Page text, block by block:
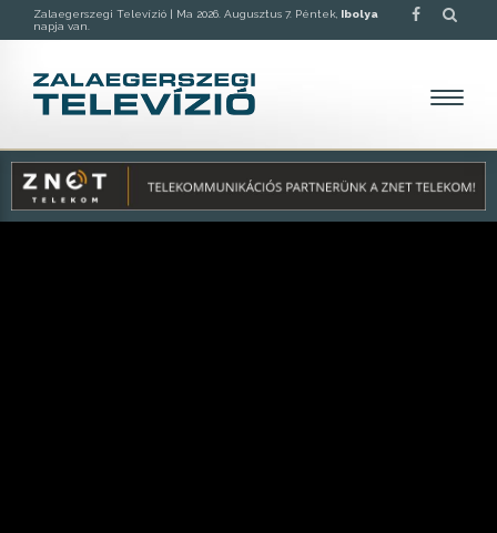
Zalaegerszegi Televízió | Ma 2026. Augusztus 7. Péntek, Ibolya
napja van.